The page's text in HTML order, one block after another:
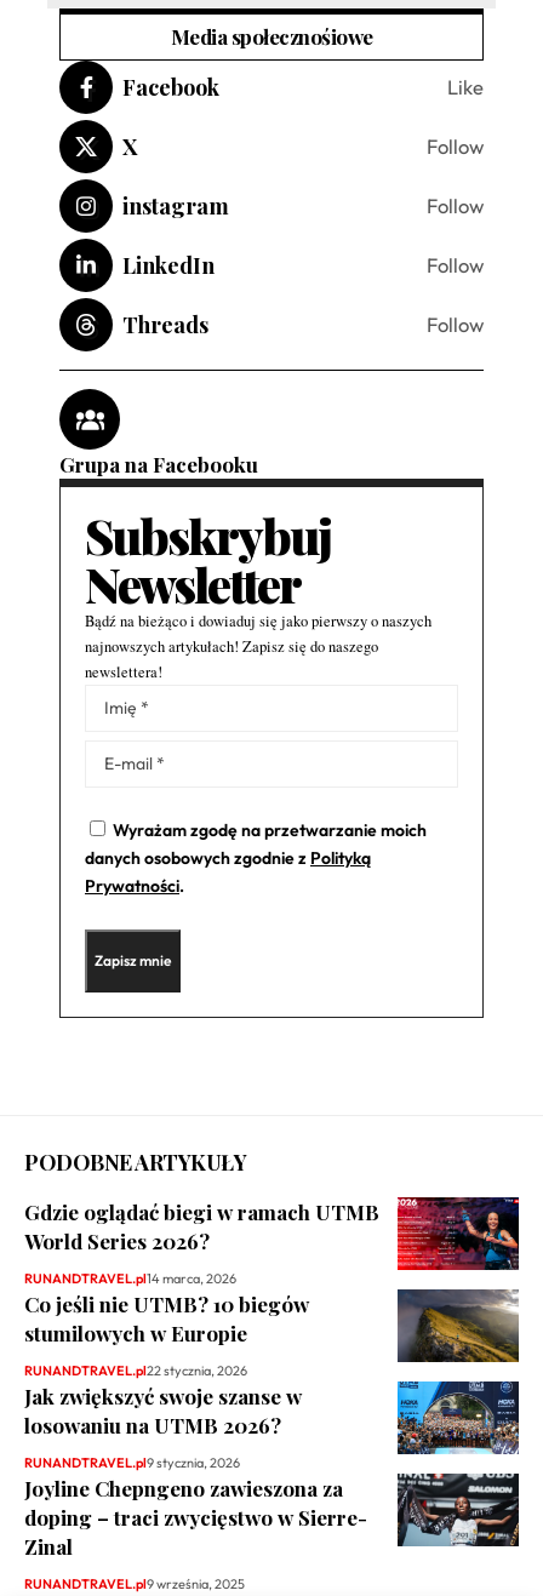
Media społecznośiowe
Facebook Like
X Follow
instagram Follow
LinkedIn Follow
Threads Follow
Grupa na Facebooku
Subskrybuj
Newsletter
Bądź na bieżąco i dowiaduj się jako pierwszy o naszych
najnowszych artykułach! Zapisz się do naszego
newslettera!
Wyrażam zgodę na przetwarzanie moich
danych osobowych zgodnie z Polityką
Prywatności.
Alternative:
PODOBNE ARTYKUŁY
Gdzie oglądać biegi w ramach UTMB
World Series 2026?
RUNANDTRAVEL.pl14 marca, 2026
Co jeśli nie UTMB? 10 biegów
stumilowych w Europie
RUNANDTRAVEL.pl22 stycznia, 2026
Jak zwiększyć swoje szanse w
losowaniu na UTMB 2026?
RUNANDTRAVEL.pl9 stycznia, 2026
Joyline Chepngeno zawieszona za
doping – traci zwycięstwo w Sierre-
Zinal
RUNANDTRAVEL.pl9 września, 2025